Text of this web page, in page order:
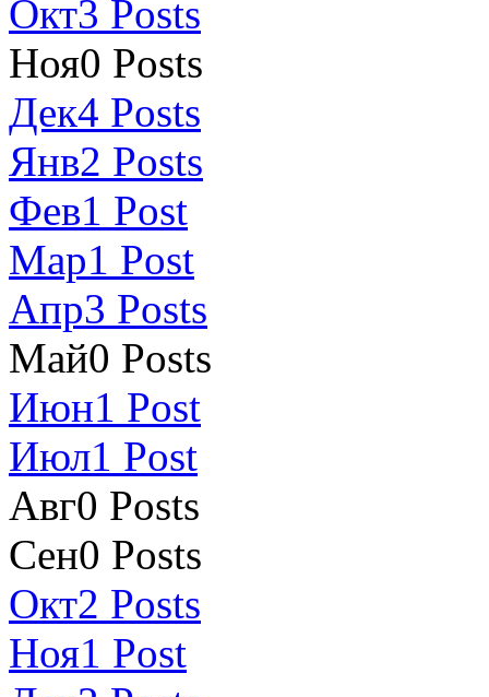
Окт3 Posts
Ноя0 Posts
Дек4 Posts
Янв2 Posts
Фев1 Post
Мар1 Post
Апр3 Posts
Май0 Posts
Июн1 Post
Июл1 Post
Авг0 Posts
Сен0 Posts
Окт2 Posts
Ноя1 Post